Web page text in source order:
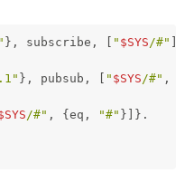
}, subscribe, [ " $SYS /#" ]}.
}, pubsub, [ " $SYS /#" ,
/#" , {eq, "#" }]}.